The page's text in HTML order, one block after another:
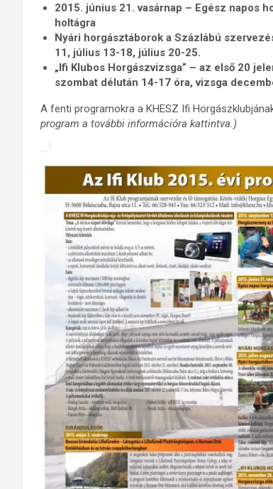
2015. június 21. vasárnap – Egész napos
holtágra
Nyári horgásztáborok a Százlábú
11, július 13-18, július 20-25.
„Ifi Klubos Horgászvizsga” – az első 20
szombat délután 14-17 óra, vizsga
A fenti programokra a KHESZ Ifi
program a további információra kattintva.)